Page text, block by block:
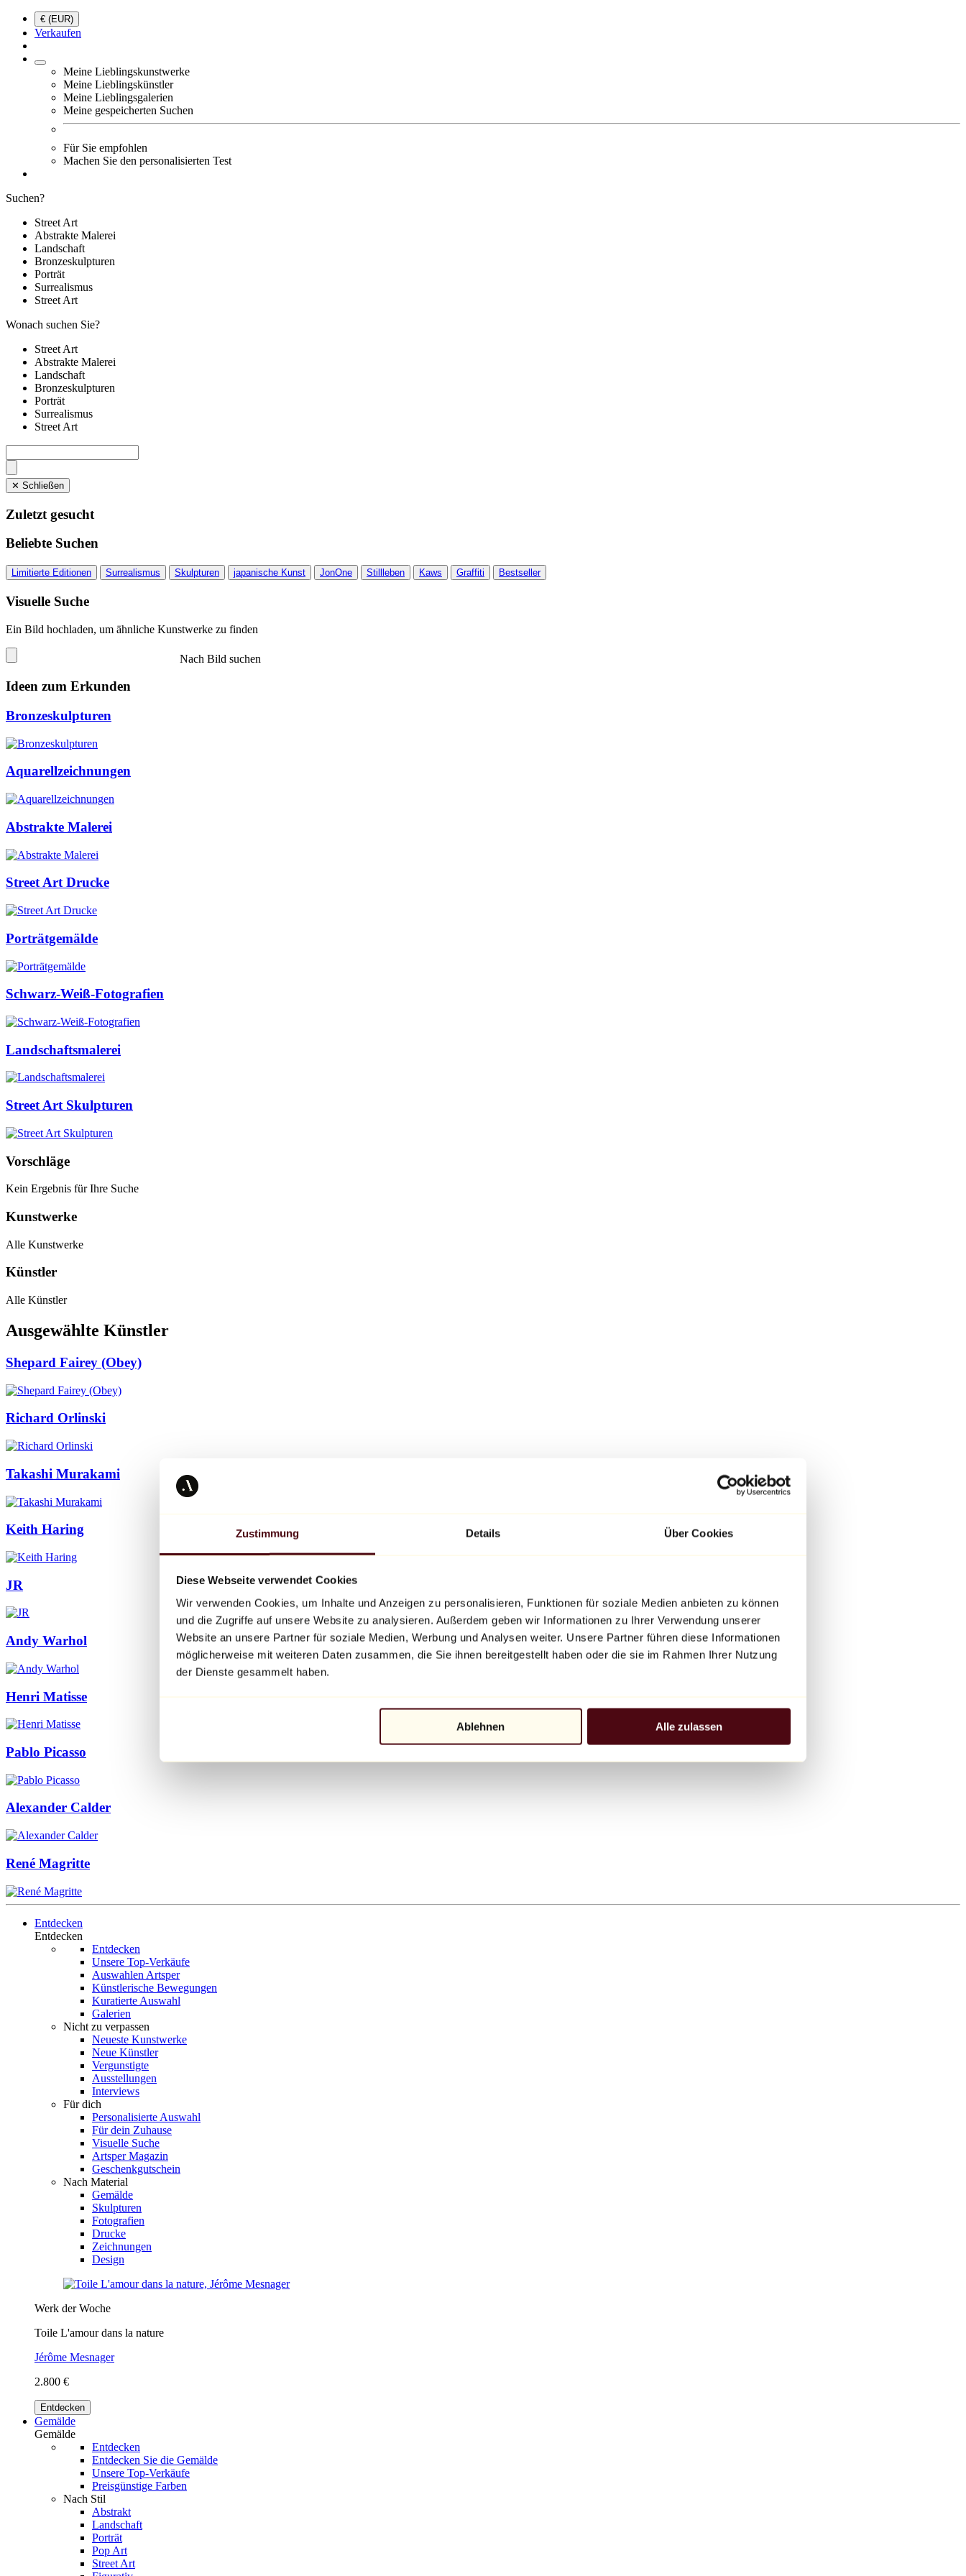
Zustimmung Details Über Cookies
Diese Webseite verwendet Cookies
Wir verwenden Cookies, um Inhalte und Anzeigen zu personalisieren, Funktionen für soziale Medien anbieten zu können
und die Zugriffe auf unsere Website zu analysieren. Außerdem geben wir Informationen zu Ihrer Verwendung unserer
Website an unsere Partner für soziale Medien, Werbung und Analysen weiter. Unsere Partner führen diese Informationen
möglicherweise mit weiteren Daten zusammen, die Sie ihnen bereitgestellt haben oder die sie im Rahmen Ihrer Nutzung
der Dienste gesammelt haben.
Ablehnen Alle zulassen
€ (EUR)
Verkaufen
Meine Lieblingskunstwerke
Meine Lieblingskünstler
Meine Lieblingsgalerien
Meine gespeicherten Suchen
Für Sie empfohlen
Machen Sie den personalisierten Test
Suchen?
Street Art
Abstrakte Malerei
Landschaft
Bronzeskulpturen
Porträt
Surrealismus
Street Art
Wonach suchen Sie?
Street Art
Abstrakte Malerei
Landschaft
Bronzeskulpturen
Porträt
Surrealismus
Street Art
✕ Schließen
Zuletzt gesucht
Beliebte Suchen
Limitierte Editionen Surrealismus Skulpturen japanische Kunst JonOne Stillleben Kaws Graffiti Bestseller
Visuelle Suche
Ein Bild hochladen, um ähnliche Kunstwerke zu finden
Nach Bild suchen
Ideen zum Erkunden
Bronzeskulpturen
Aquarellzeichnungen
Abstrakte Malerei
Street Art Drucke
Porträtgemälde
Schwarz-Weiß-Fotografien
Landschaftsmalerei
Street Art Skulpturen
Vorschläge
Kein Ergebnis für Ihre Suche
Kunstwerke
Alle Kunstwerke
Künstler
Alle Künstler
Ausgewählte Künstler
Shepard Fairey (Obey)
Richard Orlinski
Takashi Murakami
Keith Haring
JR
Andy Warhol
Henri Matisse
Pablo Picasso
Alexander Calder
René Magritte
Entdecken
Entdecken
Entdecken
Unsere Top-Verkäufe
Auswahlen Artsper
Künstlerische Bewegungen
Kuratierte Auswahl
Galerien
Nicht zu verpassen
Neueste Kunstwerke
Neue Künstler
Vergunstigte
Ausstellungen
Interviews
Für dich
Personalisierte Auswahl
Für dein Zuhause
Visuelle Suche
Artsper Magazin
Geschenkgutschein
Nach Material
Gemälde
Skulpturen
Fotografien
Drucke
Zeichnungen
Design
Werk der Woche
Toile L'amour dans la nature
Jérôme Mesnager
2.800 €
Entdecken
Gemälde
Gemälde
Entdecken
Entdecken Sie die Gemälde
Unsere Top-Verkäufe
Preisgünstige Farben
Nach Stil
Abstrakt
Landschaft
Porträt
Pop Art
Street Art